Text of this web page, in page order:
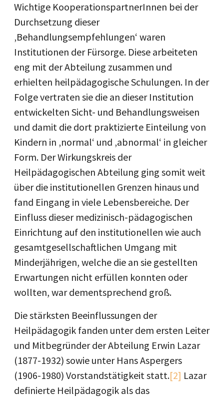
Wichtige KooperationspartnerInnen bei der
Durchsetzung dieser
‚Behandlungsempfehlungen‘ waren
Institutionen der Fürsorge. Diese arbeiteten
eng mit der Abteilung zusammen und
erhielten heilpädagogische Schulungen. In der
Folge vertraten sie die an dieser Institution
entwickelten Sicht- und Behandlungsweisen
und damit die dort praktizierte Einteilung von
Kindern in ‚normal‘ und ‚abnormal‘ in gleicher
Form. Der Wirkungskreis der
Heilpädagogischen Abteilung ging somit weit
über die institutionellen Grenzen hinaus und
fand Eingang in viele Lebensbereiche. Der
Einfluss dieser medizinisch-pädagogischen
Einrichtung auf den institutionellen wie auch
gesamtgesellschaftlichen Umgang mit
Minderjährigen, welche die an sie gestellten
Erwartungen nicht erfüllen konnten oder
wollten, war dementsprechend groß.
Die stärksten Beeinflussungen der
Heilpädagogik fanden unter dem ersten Leiter
und Mitbegründer der Abteilung Erwin Lazar
(1877-1932) sowie unter Hans Aspergers
(1906-1980) Vorstandstätigkeit statt.[2] Lazar
definierte Heilpädagogik als das